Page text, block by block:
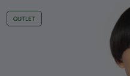
OUTLET